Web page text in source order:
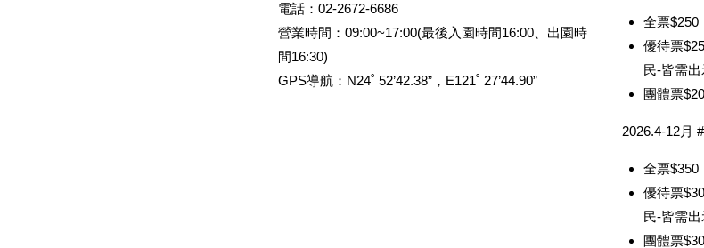
環境的堅持，生態有機茶園以自然農法復耕田地，讓這裡的每一棵茶樹在
長。我們捨棄機械化，從植苗、施肥、除蟲除草到採收、製茶皆採人工作
植在每個人的心中！也因為全程有機栽培，在大自然食物鏈的運作下，熊
也回饋了最自然健康的作物──有機碧螺春綠茶、有機烏龍茶、有機蜜香
電話： 02-2672-6686
營業時間： 09:00~17:00(最後入園時間16:00、出園時
間16:30)
GPS導航： N24˚ 52’42.38”，E121˚ 27’44.90”
全票$250
優待票
民-皆需出
團體票
2026.4-12月
全票$350
優待票
民-皆需出
團體票